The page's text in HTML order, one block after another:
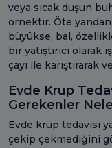
veya sıcak duşun
örnektir. Öte
büyükse, bal,
bir yatıştırıcı
çayı ile karıştırarak
Evde Krup
Gerekenler
Evde krup tedavisi
çekip çekmediğini